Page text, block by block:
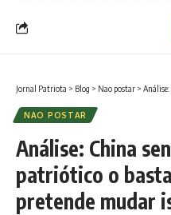
Jornal Patriota > Blog > Nao postar > Análise:
NAO POSTAR
Análise: China
patriótico o
pretende mudar